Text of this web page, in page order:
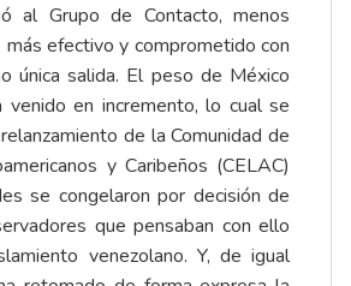
al Grupo de Contacto, menos
más efectivo y comprometido con
única salida. El peso de México
venido en incremento, lo cual se
de la Comunidad de
y Caribeños (CELAC)
se congelaron por decisión de
que pensaban con ello
venezolano. Y, de igual